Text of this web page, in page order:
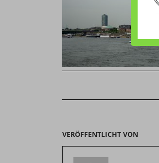
VERÖFFENTLICHT VON